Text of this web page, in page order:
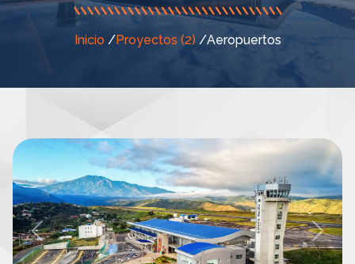
Inicio/Proyectos (2)/Aeropuertos
Previous Next